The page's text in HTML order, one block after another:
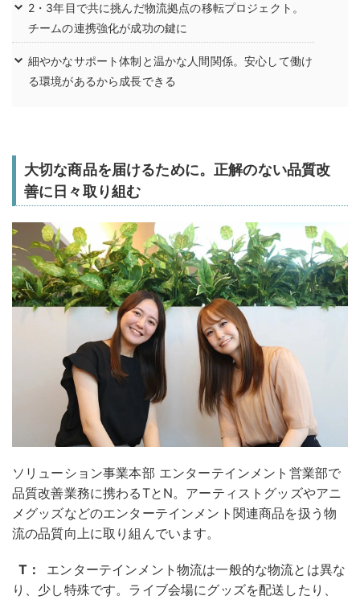
2・3年目で共に挑んだ物流拠点の移転プロジェクト。
チームの連携強化が成功の鍵に
細やかなサポート体制と温かな人間関係。安心して働け
る環境があるから成長できる
大切な商品を届けるために。正解のない品質改
善に日々取り組む
ソリューション事業本部 エンターテインメント営業部で
品質改善業務に携わるTとN。アーティストグッズやアニ
メグッズなどのエンターテインメント関連商品を扱う物
流の品質向上に取り組んでいます。
T：
エンターテインメント物流は一般的な物流とは異な
り、少し特殊です。ライブ会場にグッズを配送したり、